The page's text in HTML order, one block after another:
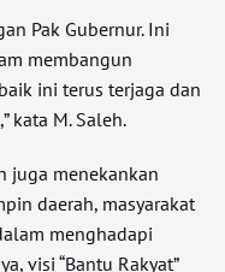
Pak Gubernur. Ini
membangun
ini terus terjaga dan
kata M. Saleh.
juga menekankan
daerah, masyarakat
menghadapi
visi “Bantu Rakyat”